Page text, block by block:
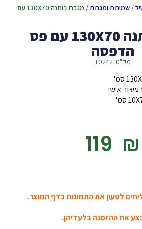
/שמיכות ומגבות
/ מגבת כותנה 130X70 עם
מגבת כותנה 130X70 עם פס
הדפסה
מק"ט: 10242
אישי
‎119 ₪
לטעון את התמונות בדף המוצר.
את ההזמנה בלעדיהן.